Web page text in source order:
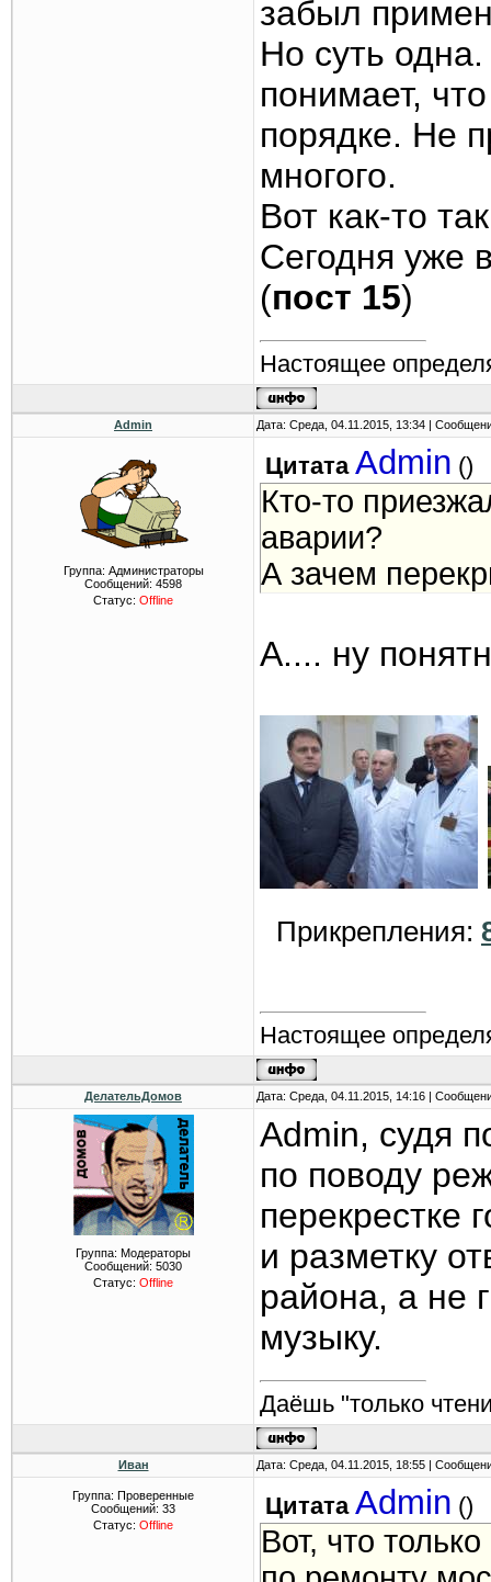
забыл
Но суть
понимает,
порядке. Не
многого.
Вот как-то
Сегодня уже
(пост 15)
Настоящее
Admin Дата: Среда, 04.11.2015, 13:34 |
Группа: Администраторы
Сообщений: 4598
Статус: Offline
Цитата Admin ()
Кто-то
аварии?
А зачем
А.... ну
Прикрепления:
Настоящее
ДелательДомов Дата: Среда, 04.11.2015, 14:16 |
Группа: Модераторы
Сообщений: 5030
Статус: Offline
Admin, судя
по поводу
перекрестке
и разметку
района, а не
музыку.
Даёшь "только
Иван Дата: Среда, 04.11.2015, 18:55 |
Группа: Проверенные
Сообщений: 33
Статус: Offline
Цитата Admin ()
Вот, что